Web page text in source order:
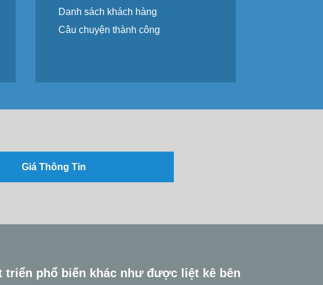
Danh sách khách hàng
Câu chuyện thành công
Giá Thông Tin
triển phổ biến khác như được liệt kê bên